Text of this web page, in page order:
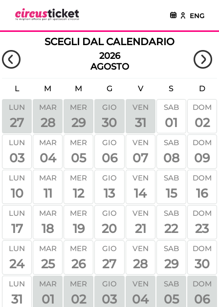
ENG
SCEGLI DAL CALENDARIO
2026
AGOSTO
L M M G V S D
LUN
27
MAR
28
MER
29
GIO
30
VEN
31
SAB
01
DOM
02
LUN
03
MAR
04
MER
05
GIO
06
VEN
07
SAB
08
DOM
09
LUN
10
MAR
11
MER
12
GIO
13
VEN
14
SAB
15
DOM
16
LUN
17
MAR
18
MER
19
GIO
20
VEN
21
SAB
22
DOM
23
LUN
24
MAR
25
MER
26
GIO
27
VEN
28
SAB
29
DOM
30
LUN
31
MAR
01
MER
02
GIO
03
VEN
04
SAB
05
DOM
06